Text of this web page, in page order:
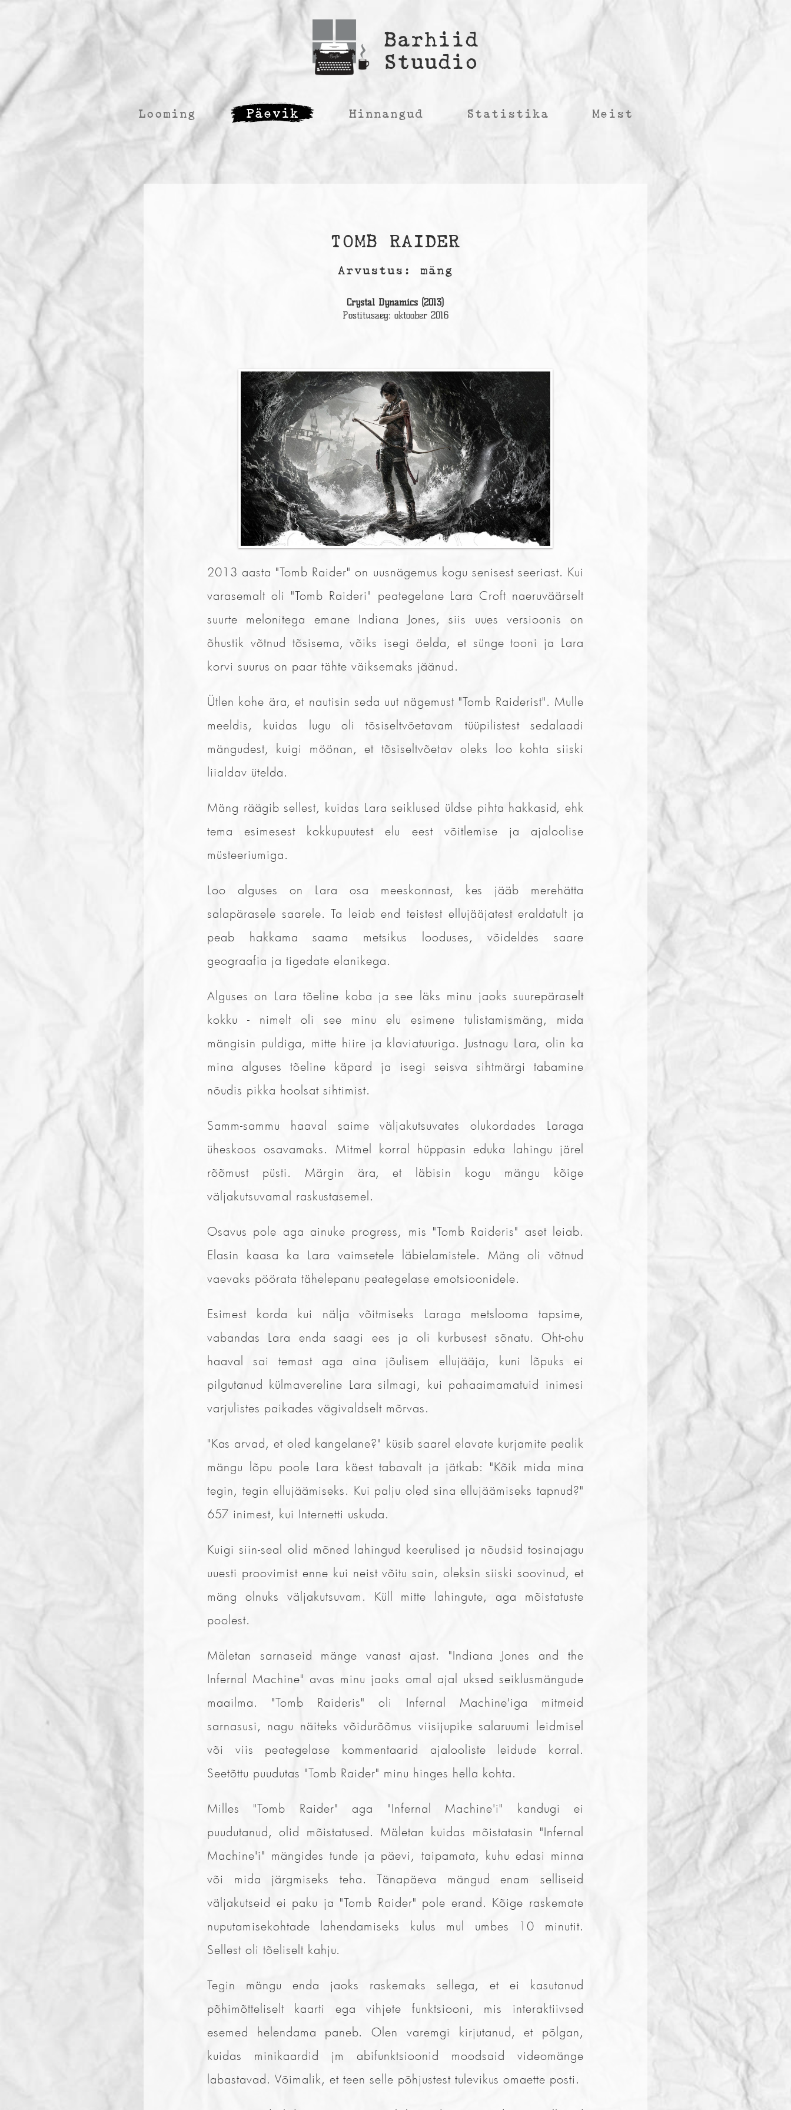
Barhiid
Stuudio
Looming Päevik Hinnangud Statistika Meist
TOMB RAIDER
Arvustus: mäng
Crystal Dynamics (2013)
Postitusaeg: oktoober 2016
2013 aasta "Tomb Raider" on uusnägemus kogu senisest seeriast. Kui
varasemalt oli "Tomb Raideri" peategelane Lara Croft naeruväärselt
suurte melonitega emane Indiana Jones, siis uues versioonis on
õhustik võtnud tõsisema, võiks isegi öelda, et sünge tooni ja Lara
korvi suurus on paar tähte väiksemaks jäänud.
Ütlen kohe ära, et nautisin seda uut nägemust "Tomb Raiderist". Mulle
meeldis, kuidas lugu oli tõsiseltvõetavam tüüpilistest sedalaadi
mängudest, kuigi möönan, et tõsiseltvõetav oleks loo kohta siiski
liialdav ütelda.
Mäng räägib sellest, kuidas Lara seiklused üldse pihta hakkasid, ehk
tema esimesest kokkupuutest elu eest võitlemise ja ajaloolise
müsteeriumiga.
Loo alguses on Lara osa meeskonnast, kes jääb merehätta
salapärasele saarele. Ta leiab end teistest ellujääjatest eraldatult ja
peab hakkama saama metsikus looduses, võideldes saare
geograafia ja tigedate elanikega.
Alguses on Lara tõeline koba ja see läks minu jaoks suurepäraselt
kokku - nimelt oli see minu elu esimene tulistamismäng, mida
mängisin puldiga, mitte hiire ja klaviatuuriga. Justnagu Lara, olin ka
mina alguses tõeline käpard ja isegi seisva sihtmärgi tabamine
nõudis pikka hoolsat sihtimist.
Samm-sammu haaval saime väljakutsuvates olukordades Laraga
üheskoos osavamaks. Mitmel korral hüppasin eduka lahingu järel
rõõmust püsti. Märgin ära, et läbisin kogu mängu kõige
väljakutsuvamal raskustasemel.
Osavus pole aga ainuke progress, mis "Tomb Raideris" aset leiab.
Elasin kaasa ka Lara vaimsetele läbielamistele. Mäng oli võtnud
vaevaks pöörata tähelepanu peategelase emotsioonidele.
Esimest korda kui nälja võitmiseks Laraga metslooma tapsime,
vabandas Lara enda saagi ees ja oli kurbusest sõnatu. Oht-ohu
haaval sai temast aga aina jõulisem ellujääja, kuni lõpuks ei
pilgutanud külmavereline Lara silmagi, kui pahaaimamatuid inimesi
varjulistes paikades vägivaldselt mõrvas.
"Kas arvad, et oled kangelane?" küsib saarel elavate kurjamite pealik
mängu lõpu poole Lara käest tabavalt ja jätkab: "Kõik mida mina
tegin, tegin ellujäämiseks. Kui palju oled sina ellujäämiseks tapnud?"
657 inimest, kui Internetti uskuda.
Kuigi siin-seal olid mõned lahingud keerulised ja nõudsid tosinajagu
uuesti proovimist enne kui neist võitu sain, oleksin siiski soovinud, et
mäng olnuks väljakutsuvam. Küll mitte lahingute, aga mõistatuste
poolest.
Mäletan sarnaseid mänge vanast ajast. "Indiana Jones and the
Infernal Machine" avas minu jaoks omal ajal uksed seiklusmängude
maailma. "Tomb Raideris" oli Infernal Machine'iga mitmeid
sarnasusi, nagu näiteks võidurõõmus viisijupike salaruumi leidmisel
või viis peategelase kommentaarid ajalooliste leidude korral.
Seetõttu puudutas "Tomb Raider" minu hinges hella kohta.
Milles "Tomb Raider" aga "Infernal Machine'i" kandugi ei
puudutanud, olid mõistatused. Mäletan kuidas mõistatasin "Infernal
Machine'i" mängides tunde ja päevi, taipamata, kuhu edasi minna
või mida järgmiseks teha. Tänapäeva mängud enam selliseid
väljakutseid ei paku ja "Tomb Raider" pole erand. Kõige raskemate
nuputamisekohtade lahendamiseks kulus mul umbes 10 minutit.
Sellest oli tõeliselt kahju.
Tegin mängu enda jaoks raskemaks sellega, et ei kasutanud
põhimõtteliselt kaarti ega vihjete funktsiooni, mis interaktiivsed
esemed helendama paneb. Olen varemgi kirjutanud, et põlgan,
kuidas minikaardid jm abifunktsioonid moodsaid videomänge
labastavad. Võimalik, et teen selle põhjustest tulevikus omaette posti.